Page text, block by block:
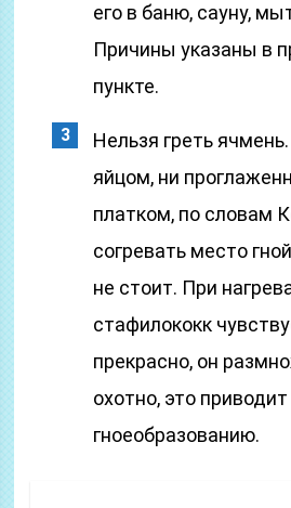
его в баню, сауну,
Причины указаны в
пункте.
Нельзя греть
яйцом, ни
платком, по словам
согревать место
не стоит. При
стафилококк
прекрасно, он
охотно, это
гноеобразованию.